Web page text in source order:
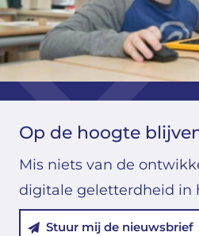
Op de hoogte
Mis niets van de
digitale geletterdheid in
Stuur mij de nieuwsbrief